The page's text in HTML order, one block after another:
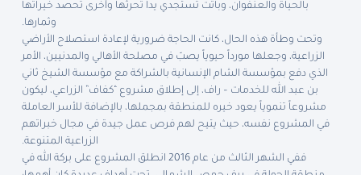
بالحياة والعنفوان، وباتت تستجدي يداً تحرثها وأخرى تحصد خيراتها
وثمارها.
وتحت وطأة هذه الحال، كانت الحاجة ضرورية لإعادة استصلاح الأراضي
الزراعية، وجعلها مورداً حيوياً يصبّ في مصلحة الأهالي والمدنيين، الأمر
الذي دفع بمؤسسة الشام الإنسانية بالشراكة مع مؤسسة الشيخ ثاني
بن عبد الله للخدمات – راف، إلى إطلاق مشروع “كفاف” الزراعي، ليكون
مشروعاً تنموياً يعود خيره للمنطقة بمجملها، بالإضافة للأسر العاملة
في المشروع نفسه، حيث يتيح لهم فرص عمل جيدة في مجال خبراتهم
الزراعية المتنوعة.
ففي الشهر الثالث من عام 2016 انطلق المشروع على بركة الله في